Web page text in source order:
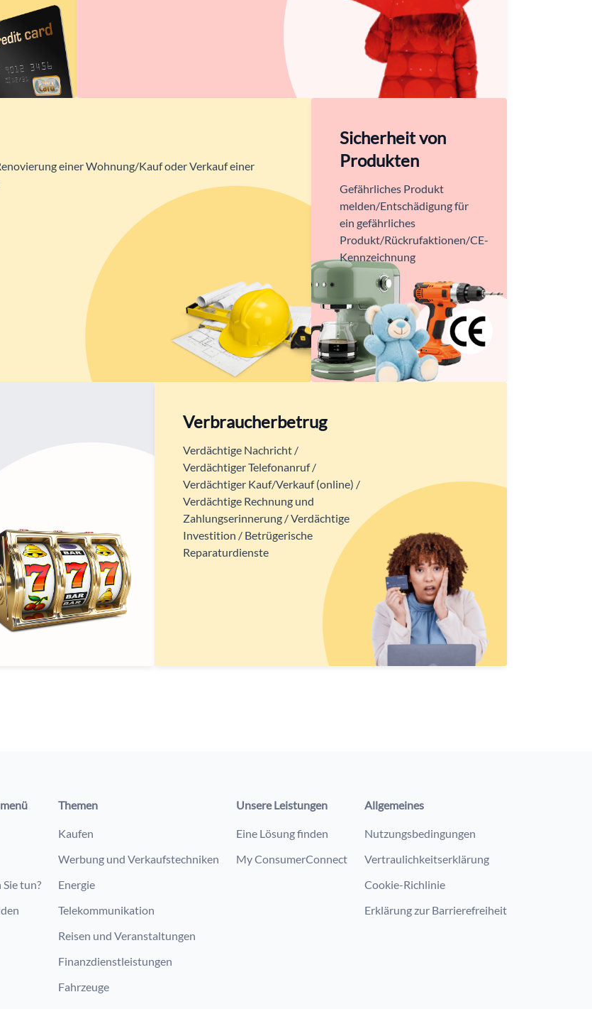
einer Wohnung/Kauf oder Verkauf einer
Sicherheit von
Produkten
Gefährliches Produkt
melden/Entschädigung für
ein gefährliches
Produkt/Rückrufaktionen/CE-
Kennzeichnung
Verbraucherbetrug
Verdächtige Nachricht /
Verdächtiger Telefonanruf /
Verdächtiger Kauf/Verkauf (online) /
Verdächtige Rechnung und
Zahlungserinnerung / Verdächtige
Investition / Betrügerische
Reparaturdienste
tun?
Themen
Kaufen
Werbung und Verkaufstechniken
Energie
Telekommunikation
Reisen und Veranstaltungen
Finanzdienstleistungen
Fahrzeuge
Unsere Leistungen
Eine Lösung finden
My ConsumerConnect
Allgemeines
Nutzungsbedingungen
Vertraulichkeitserklärung
Cookie-Richlinie
Erklärung zur Barrierefreiheit